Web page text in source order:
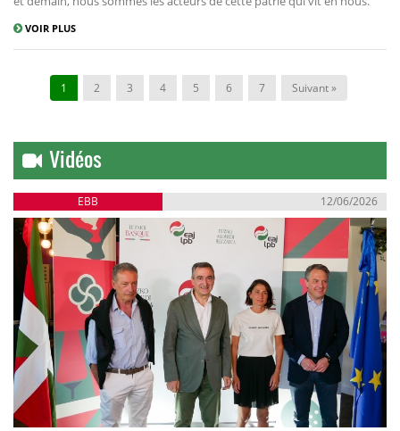
VOIR PLUS
1 2 3 4 5 6 7 Suivant »
Vidéos
EBB 12/06/2026